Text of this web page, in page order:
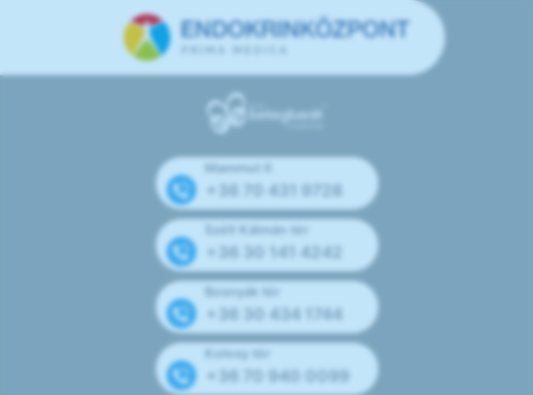
Mammut II
+36 70 431 9728
Széll Kálmán tér
+36 30 141 4242
Bosnyák tér
+36 30 434 1744
Kolosy tér
+36 70 940 0099